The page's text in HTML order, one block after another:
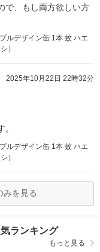
で、もし両方欲しい方
ルデザイン缶 1本 蚊 ハエ
）
2025年10月22日 22時32分
ルデザイン缶 1本 蚊 ハエ
）
みを見る
ランキング
もっと見る